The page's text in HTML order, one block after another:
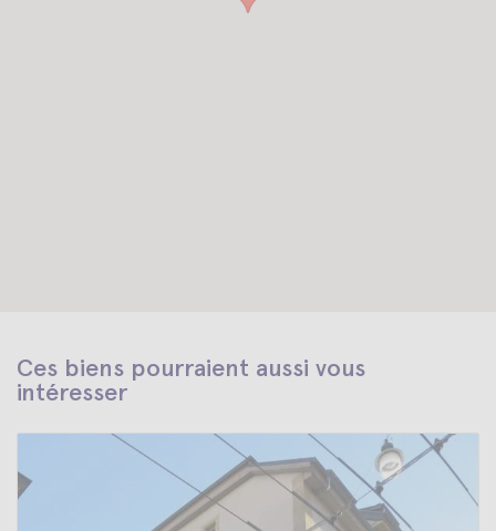
Ces biens pourraient aussi vous
intéresser